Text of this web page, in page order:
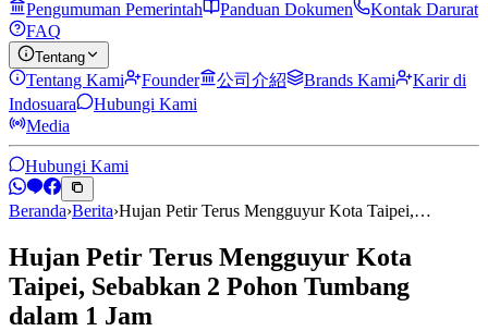
Pengumuman Pemerintah Panduan Dokumen
Kontak Darurat
FAQ
Tentang
Tentang Kami Founder 公司介紹 Brands Kami
Karir di
Indosuara
Hubungi Kami
Media
Hubungi Kami
Beranda›Berita›Hujan Petir Terus Mengguyur Kota Taipei,…
Hujan Petir Terus Mengguyur Kota
Taipei, Sebabkan 2 Pohon Tumbang
dalam 1 Jam